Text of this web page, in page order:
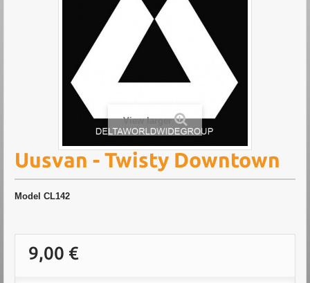
View larger
Uusvan - Twisty Downtown
Model CL142
9,00 €